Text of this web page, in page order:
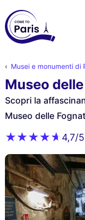
Musei e monumenti di
Museo
Scopri la
Museo delle
4,7/5